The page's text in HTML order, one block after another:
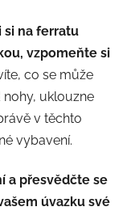
si na ferratu
vzpomeňte si
co se může
uklouzne
v těchto
vybavení.
a přesvědčte se
úvazku své